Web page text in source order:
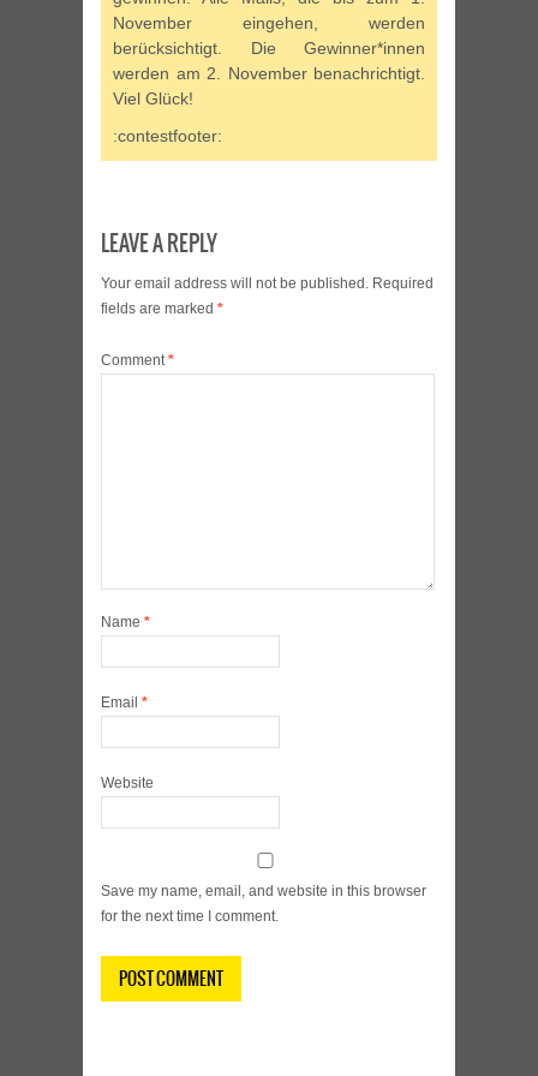
November eingehen, werden
berücksichtigt. Die Gewinner*innen
werden am 2. November benachrichtigt.
Viel Glück!
:contestfooter:
LEAVE A REPLY
Your email address will not be published. Required
fields are marked *
Comment*
Name *
Email *
Website
Save my name, email, and website in this browser
for the next time I comment.